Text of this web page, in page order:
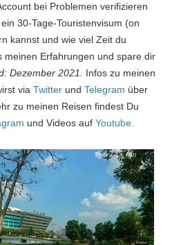
bei Problemen verifizieren
30-Tage-Touristenvisum (on
kannst und wie viel Zeit du
meinen Erfahrungen und spare dir
Dezember 2021.
Infos zu meinen
via Twitter und Telegram über
zu meinen Reisen findest Du
und Videos auf Youtube.